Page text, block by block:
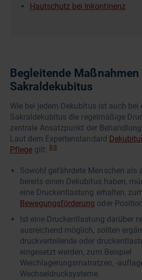
Hautschutz bei Inkontinenz
Begleitende Maßnahmen
Sakraldekubitus
Wie bei jedem Dekubitus ist auch bei
Sakraldekubitus die regelmäßige
zentrale Ansatzpunkt der
Laut dem Expertenstandard
Pflege gilt:8,9
Sowohl gefährdete Menschen als
bereits einen Dekubitus haben,
eine Druckentlastung erhalten,
Bewegungsförderung oder
Ist eine Druckentlastung darüber
ausreichend möglich, sollten
druckverteilende oder
eingesetzt werden, zum Beispiel
Weichlagerungsmatratzen, -
Wechseldrucksysteme.